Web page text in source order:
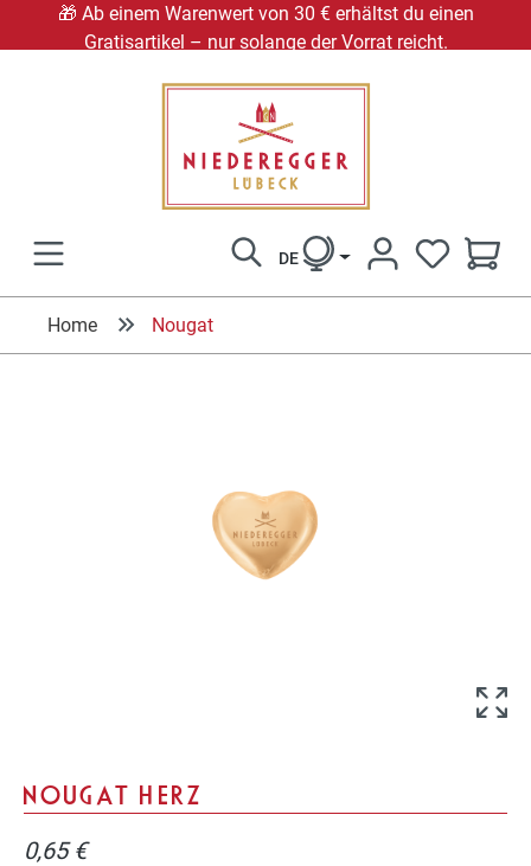
🎁 Ab einem Warenwert von 30 € erhältst du einen
Gratisartikel – nur solange der Vorrat reicht.
DE
Home Nougat
NOUGAT HERZ
0,65 €